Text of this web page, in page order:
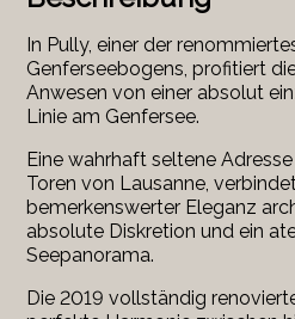
In Pully, einer der
Genferseebogens, profitiert
Anwesen von einer absolut
Linie am Genfersee.
Eine wahrhaft seltene
Toren von Lausanne,
bemerkenswerter Eleganz
absolute Diskretion und ein
Seepanorama.
Die 2019 vollständig